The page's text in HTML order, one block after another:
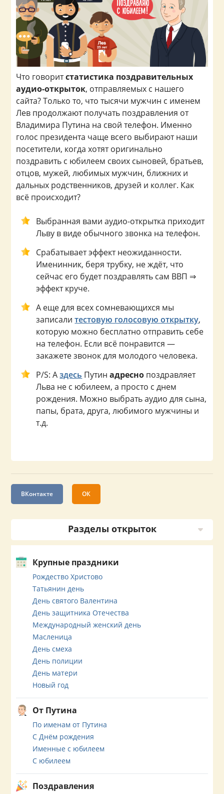
Что говоритстатистика поздравительных
аудио-открыток, отправляемых с нашего
сайта? Только то, что тысячи мужчин с именем
Лев продолжают получать поздравления от
Владимира Путина на свой телефон. Именно
голос президента чаще всего выбирают наши
посетители, когда хотят оригинально
поздравить с юбилеем своих сыновей, братьев,
отцов, мужей, любимых мужчин, ближних и
дальных родственников, друзей и коллег. Как
всё происходит?
Выбранная вами аудио-открытка приходит
Льву в виде обычного звонка на телефон.
Срабатывает эффект неожиданности.
Именинник, беря трубку, не ждёт, что
сейчас его будет поздравлять сам ВВП ⇒
эффект круче.
А еще для всех сомневающихся мы
записалитестовую голосовую открытку,
которую можно бесплатно отправить себе
на телефон. Если всё понравится —
закажете звонок для молодого человека.
P/S: Аздесь Путинадресно поздравляет
Льва не с юбилеем, а просто с днем
рождения. Можно выбрать аудио для сына,
папы, брата, друга, любимого мужчины и
т.д.
ВКонтакте ОК
Разделы открыток
Крупные праздники
Рождество Христово
Татьянин день
День святого Валентина
День защитника Отечества
Международный женский день
Масленица
День смеха
День полиции
День матери
Новый год
От Путина
По именам от Путина
С Днём рождения
Именные с юбилеем
С юбилеем
Поздравления